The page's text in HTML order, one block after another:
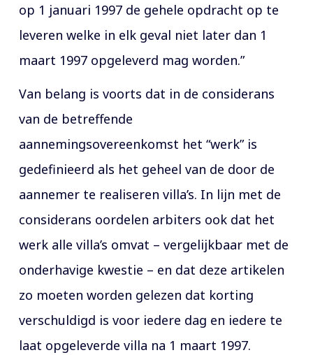
op 1 januari 1997 de gehele opdracht op te
leveren welke in elk geval niet later dan 1
maart 1997 opgeleverd mag worden.”
Van belang is voorts dat in de considerans
van de betreffende
aannemingsovereenkomst het “werk” is
gedefinieerd als het geheel van de door de
aannemer te realiseren villa’s. In lijn met de
considerans oordelen arbiters ook dat het
werk alle villa’s omvat – vergelijkbaar met de
onderhavige kwestie – en dat deze artikelen
zo moeten worden gelezen dat korting
verschuldigd is voor iedere dag en iedere te
laat opgeleverde villa na 1 maart 1997.